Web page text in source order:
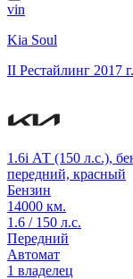
vin
Kia Soul
II Рестайлинг 2017
1.6i АТ (150 л.с.),
передний, красный
Бензин
14000 км.
1.6 / 150 л.с.
Передний
Автомат
1 владелец